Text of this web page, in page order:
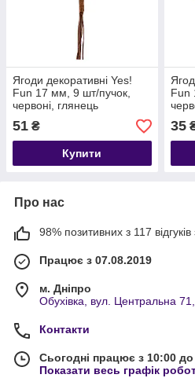
Ягоди декоративні Yes!
Fun 17 мм, 9 шт/пучок,
червоні, глянець
51 ₴
Купити
Fun
35
Про нас
98% позитивних з 117 відгуків
Працює з 07.08.2019
м. Дніпро
Обухівка, вул. Центральна
Контакти
Сьогодні працює з 10:00
Показати весь графік